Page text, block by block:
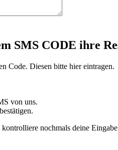
SMS CODE ihre
Code. Diesen bitte hier eintragen.
von uns.
nochmals deine